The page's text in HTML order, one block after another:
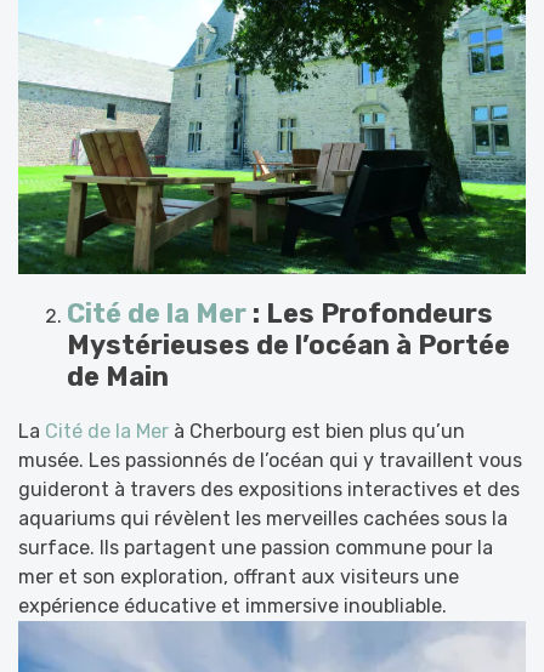
Cité de la Mer : Les Profondeurs
Mystérieuses de l’océan à Portée
de Main
La Cité de la Mer à Cherbourg est bien plus qu’un
musée. Les passionnés de l’océan qui y travaillent vous
guideront à travers des expositions interactives et des
aquariums qui révèlent les merveilles cachées sous la
surface. Ils partagent une passion commune pour la
mer et son exploration, offrant aux visiteurs une
expérience éducative et immersive inoubliable.